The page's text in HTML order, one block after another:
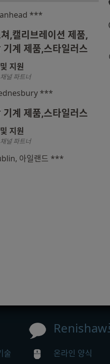
***
,캘리브레이션 제품,
기계 제품,스타일러스
지원
널 파트너
***
기계 제품,스타일러스
지원
널 파트너
아일랜드 ***
술
Renishaw
온라인 양식